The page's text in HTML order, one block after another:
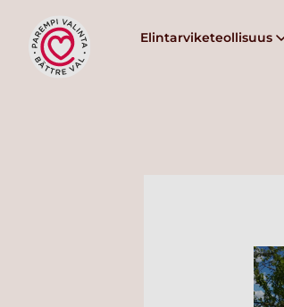
Elintarviketeollisuus